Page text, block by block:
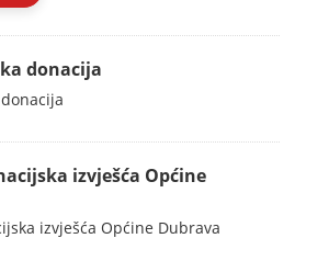
donacija
izvješća Općine
izvješća Općine Dubrava